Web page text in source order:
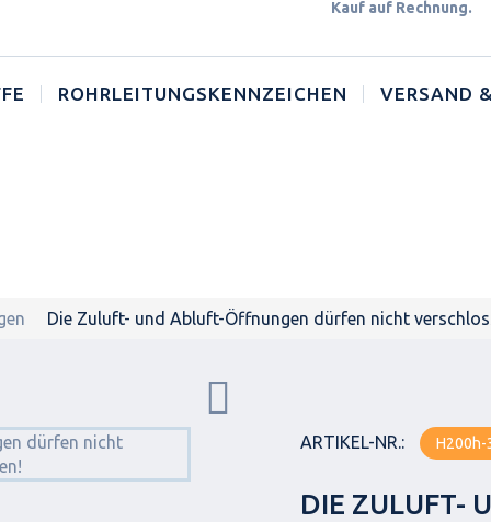
Kauf auf
ROHRLEITUNGSKENNZEICHEN VERSAND
Die Zuluft- und Abluft-Öffnungen dürfen nicht
ARTIKEL-NR.: H200h-
DIE ZULUFT-